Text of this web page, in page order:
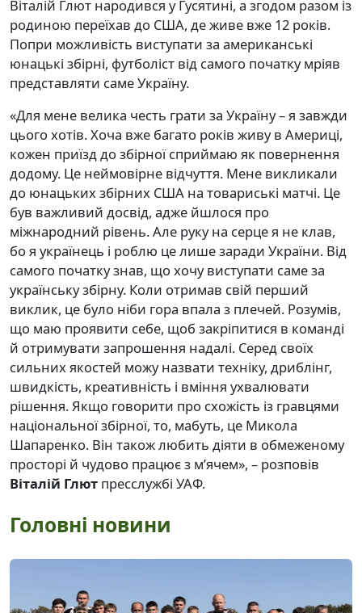
Віталій Глют народився у Гусятині, а згодом разом із
родиною переїхав до США, де живе вже 12 років.
Попри можливість виступати за американські
юнацькі збірні, футболіст від самого початку мріяв
представляти саме Україну.
«Для мене велика честь грати за Україну – я завжди
цього хотів. Хоча вже багато років живу в Америці,
кожен приїзд до збірної сприймаю як повернення
додому. Це неймовірне відчуття. Мене викликали
до юнацьких збірних США на товариські матчі. Це
був важливий досвід, адже йшлося про
міжнародний рівень. Але руку на серце я не клав,
бо я українець і роблю це лише заради України. Від
самого початку знав, що хочу виступати саме за
українську збірну. Коли отримав свій перший
виклик, це було ніби гора впала з плечей. Розумів,
що маю проявити себе, щоб закріпитися в команді
й отримувати запрошення надалі. Серед своїх
сильних якостей можу назвати техніку, дриблінг,
швидкість, креативність і вміння ухвалювати
рішення. Якщо говорити про схожість із гравцями
національної збірної, то, мабуть, це Микола
Шапаренко. Він також любить діяти в обмеженому
просторі й чудово працює з м’ячем», – розповів
Віталій Глют пресслужбі УАФ.
Головні новини